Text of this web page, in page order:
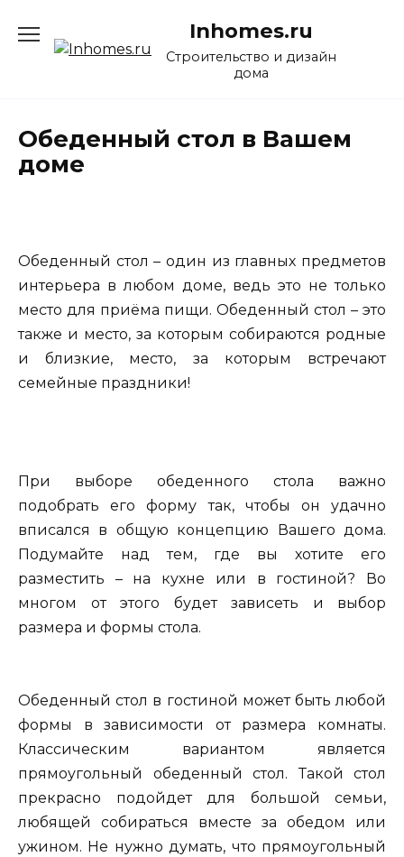
содержанию
Inhomes.ru
Строительство и дизайн
дома
Обеденный стол в Вашем
доме
Обеденный стол – один из главных предметов
интерьера в любом доме, ведь это не только
место для приёма пищи. Обеденный стол – это
также и место, за которым собираются родные
и близкие, место, за которым встречают
семейные праздники!
При выборе обеденного стола важно
подобрать его форму так, чтобы он удачно
вписался в общую концепцию Вашего дома.
Подумайте над тем, где вы хотите его
разместить – на кухне или в гостиной? Во
многом от этого будет зависеть и выбор
размера и формы стола.
Обеденный стол в гостиной может быть любой
формы в зависимости от размера комнаты.
Классическим вариантом является
прямоугольный обеденный стол. Такой стол
прекрасно подойдет для большой семьи,
любящей собираться вместе за обедом или
ужином. Не нужно думать, что прямоугольный